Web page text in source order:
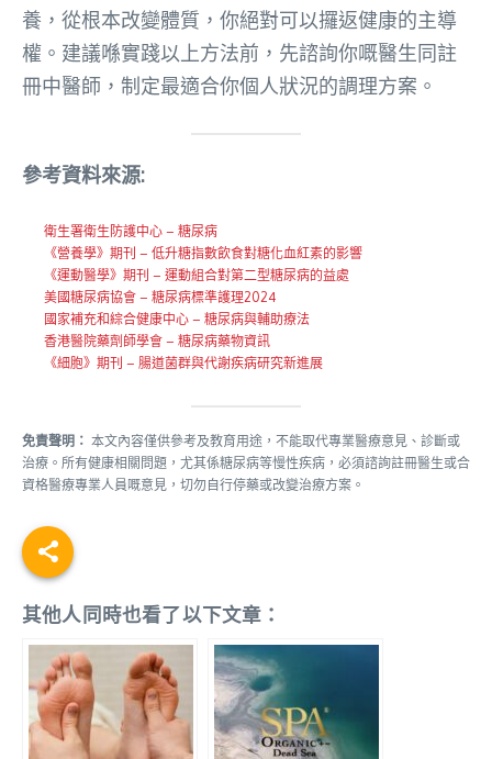
養，從根本改變體質，你絕對可以攞返健康的主導
權。建議喺實踐以上方法前，先諮詢你嘅醫生同註
冊中醫師，制定最適合你個人狀況的調理方案。
參考資料來源:
衛生署衛生防護中心 – 糖尿病
《營養學》期刊 – 低升糖指數飲食對糖化血紅素的影響
《運動醫學》期刊 – 運動組合對第二型糖尿病的益處
美國糖尿病協會 – 糖尿病標準護理2024
國家補充和綜合健康中心 – 糖尿病與輔助療法
香港醫院藥劑師學會 – 糖尿病藥物資訊
《細胞》期刊 – 腸道菌群與代謝疾病研究新進展
免責聲明： 本文內容僅供參考及教育用途，不能取代專業醫療意見、診斷或
治療。所有健康相關問題，尤其係糖尿病等慢性疾病，必須諮詢註冊醫生或合
資格醫療專業人員嘅意見，切勿自行停藥或改變治療方案。
其他人同時也看了以下文章：